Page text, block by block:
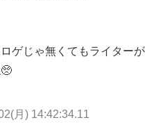
ゲじゃ無くてもライターが
月) 14:42:34.11